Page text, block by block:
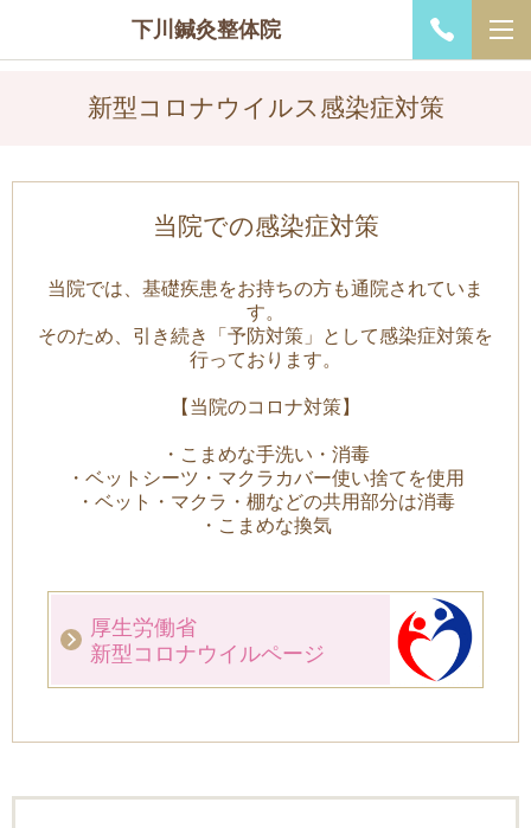
下川鍼灸整体院
新型コロナウイルス感染症対策
当院での感染症対策
当院では、基礎疾患をお持ちの方も通院されていま
す。
そのため、引き続き「予防対策」として感染症対策を
行っております。
【当院のコロナ対策】
・こまめな手洗い・消毒
・ベットシーツ・マクラカバー使い捨てを使用
・ベット・マクラ・棚などの共用部分は消毒
・こまめな換気
厚生労働省
新型コロナウイルページ